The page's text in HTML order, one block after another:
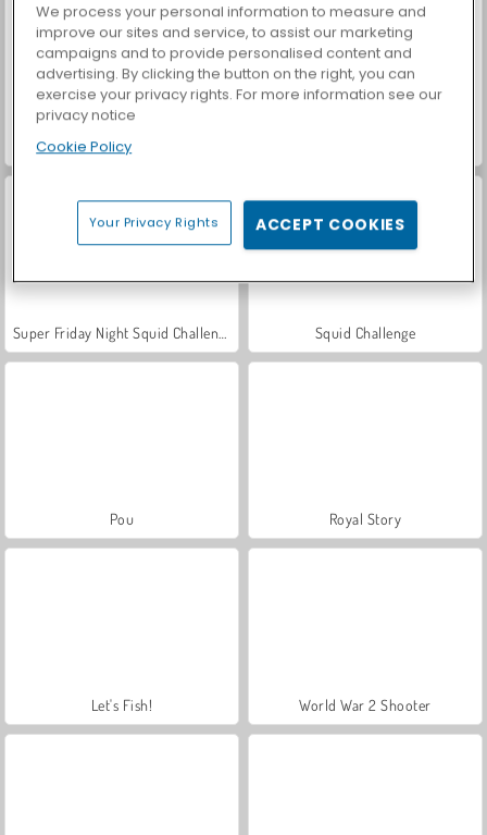
Feuer und Wasser 5: Elemente
Squid Challenge
Pou Royal Story
Let's Fish! World War 2 Shooter
We process your personal information to measure and
improve our sites and service, to assist our marketing
campaigns and to provide personalised content and
advertising. By clicking the button on the right, you can
exercise your privacy rights. For more information see our
privacy notice
Cookie Policy
Your Privacy Rights ACCEPT COOKIES